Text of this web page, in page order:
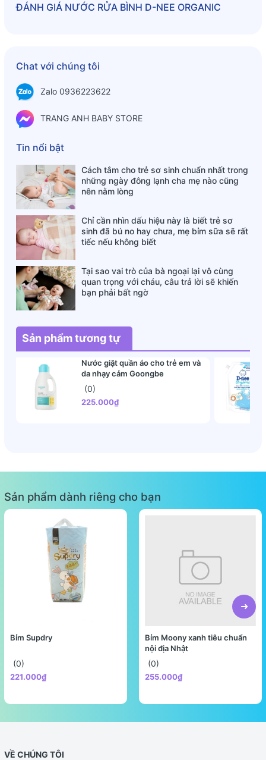
Thành phần:
Cách sử dụng
bình sữa D-nee với 1 lít nước. Vệ sinh bình sữa với bàn
Ngâm rửa trái cây: Hoà 1/6 nắp hoặc 5ml dung dịch
rau quả trong 3 phút.
Xả kỹ bình sữa hoặc rau quả với nước sạch.
ĐÁNH GIÁ NƯỚC RỬA BÌNH D-NEE ORGANIC
Chat với chúng tôi
Zalo 0936223622
TRANG ANH BABY STORE
Tin nổi bật
Cách tắm cho trẻ sơ sinh chuẩn nhất trong
những ngày đông lạnh cha mẹ nào cũng
nên nằm lòng
Chỉ cần nhìn dấu hiệu này là biết trẻ sơ
sinh đã bú no hay chưa, mẹ bỉm sữa sẽ rất
tiếc nếu không biết
Tại sao vai trò của bà ngoại lại vô cùng
quan trọng với cháu, câu trả lời sẽ khiến
bạn phải bất ngờ
Sản phẩm tương tự
Nước giặt quần áo cho trẻ em và
da nhạy cảm Goongbe
(0)
225.000₫
Sản phẩm dành riêng cho bạn
Bỉm Supdry
(0)
221.000₫
Bỉm Moony xanh tiêu chuẩn
nội địa Nhật
(0)
255.000₫
VỀ CHÚNG TÔI